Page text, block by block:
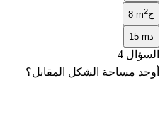
ج 8 m2
15 m
السؤال 4
أوجد مساحة الشكل المقابل؟